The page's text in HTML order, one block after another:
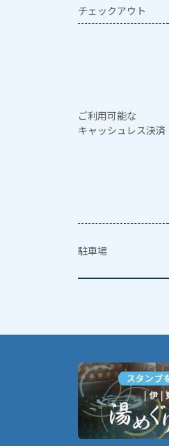
チェックアウト
ご利用可能な
キャッシュレス決済
駐車場